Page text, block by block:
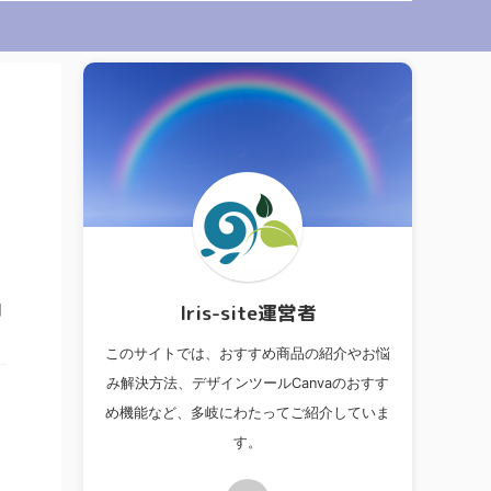
lris-site運営者
このサイトでは、おすすめ商品の紹介やお悩
み解決方法、デザインツールCanvaのおすす
め機能など、多岐にわたってご紹介していま
す。